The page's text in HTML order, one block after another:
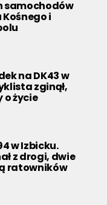
samochodów
i
na DK43 w
zginął,
o życie
w Izbicku.
z drogi, dwie
ratowników